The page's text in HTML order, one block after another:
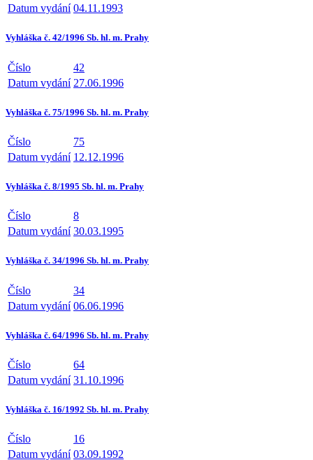
Datum vydání 04.11.1993
Vyhláška č. 42/1996 Sb. hl. m. Prahy
Číslo
42
Datum vydání 27.06.1996
Vyhláška č. 75/1996 Sb. hl. m. Prahy
Číslo
75
Datum vydání 12.12.1996
Vyhláška č. 8/1995 Sb. hl. m. Prahy
Číslo
8
Datum vydání 30.03.1995
Vyhláška č. 34/1996 Sb. hl. m. Prahy
Číslo
34
Datum vydání 06.06.1996
Vyhláška č. 64/1996 Sb. hl. m. Prahy
Číslo
64
Datum vydání 31.10.1996
Vyhláška č. 16/1992 Sb. hl. m. Prahy
Číslo
16
Datum vydání 03.09.1992